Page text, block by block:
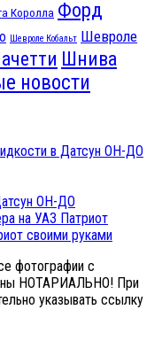
Королла Форд
Шевроле Кобальт Шевроле
Шнива
новости
в Датсун ОН-ДО
ОН-ДО
на УАЗ Патриот
своими руками
фотографии с
НОТАРИАЛЬНО! При
указывать ссылку